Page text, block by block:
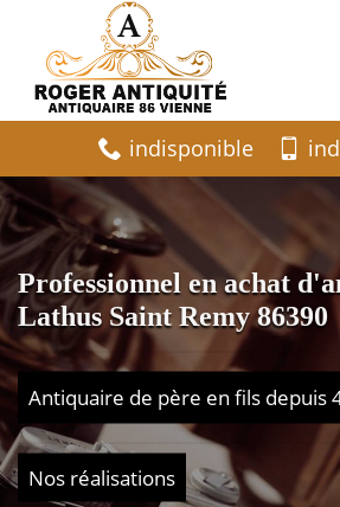
indisponible
Professionnel en achat
Lathus Saint Remy 86390
Antiquaire de père en fils depuis
Nos réalisations